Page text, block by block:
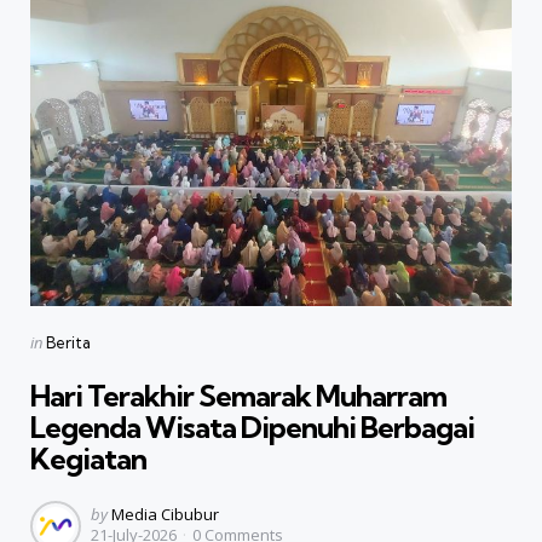
Categories
Posted
inBerita
Hari Terakhir Semarak Muharram
Legenda Wisata Dipenuhi Berbagai
Kegiatan
Posted
by
byMedia Cibubur
21-July-2026
0 Comments